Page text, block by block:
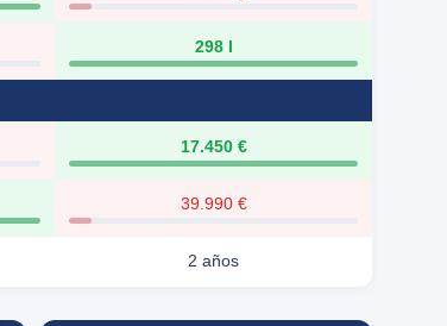
298 l
17.450 €
39.990 €
2 años